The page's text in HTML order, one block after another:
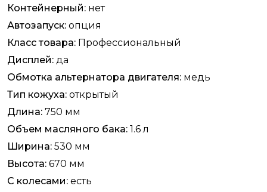
Контейнерный: нет
Автозапуск: опция
Класс товара: Профессиональный
Дисплей: да
Обмотка альтернатора двигателя: медь
Тип кожуха: открытый
Длина: 750 мм
Объем масляного бака: 1.6 л
Ширина: 530 мм
Высота: 670 мм
С колесами: есть